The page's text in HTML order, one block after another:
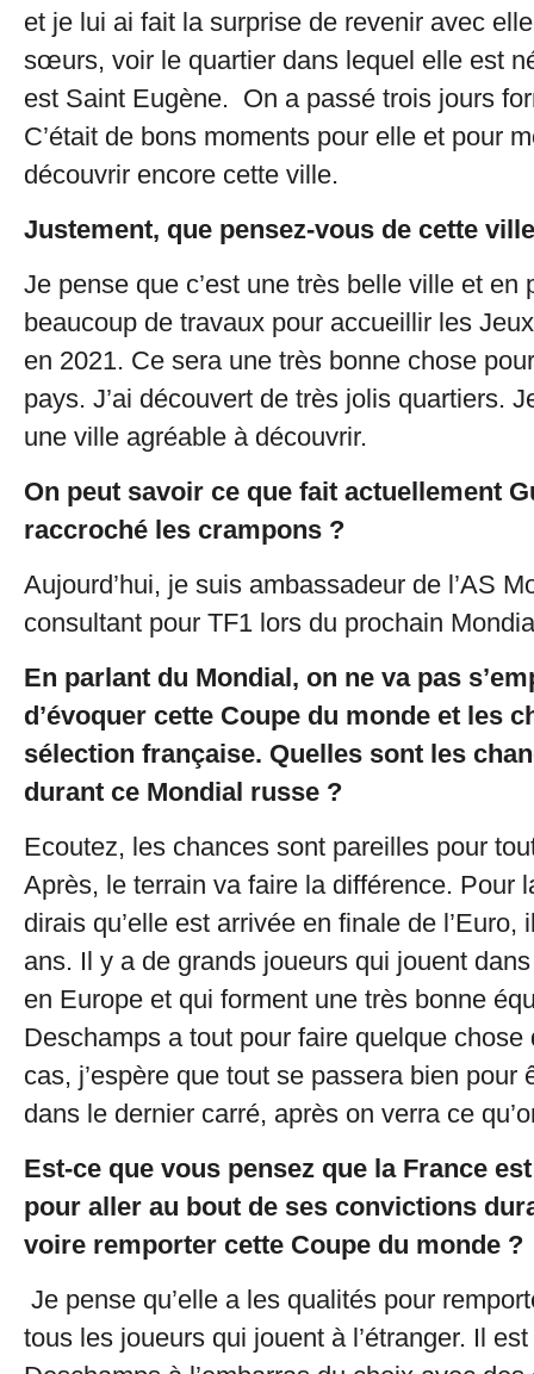
et je lui ai fait la surprise de revenir avec
sœurs, voir le quartier dans lequel elle est
est Saint Eugène. On a passé trois jours
C’était de bons moments pour elle et pour
découvrir encore cette ville.
Justement, que pensez-vous de cette
Je pense que c’est une très belle ville et en
beaucoup de travaux pour accueillir les
en 2021. Ce sera une très bonne chose
pays. J’ai découvert de très jolis quartiers.
une ville agréable à découvrir.
On peut savoir ce que fait actuellement
raccroché les crampons ?
Aujourd’hui, je suis ambassadeur de l’AS
consultant pour TF1 lors du prochain
En parlant du Mondial, on ne va pas
d’évoquer cette Coupe du monde et les
sélection française. Quelles sont les
durant ce Mondial russe ?
Ecoutez, les chances sont pareilles pour
Après, le terrain va faire la différence. Pour
dirais qu’elle est arrivée en finale de l’Euro,
ans. Il y a de grands joueurs qui jouent
en Europe et qui forment une très bonne
Deschamps a tout pour faire quelque chose
cas, j’espère que tout se passera bien pour
dans le dernier carré, après on verra ce
Est-ce que vous pensez que la France
pour aller au bout de ses convictions
voire remporter cette Coupe du monde ?
Je pense qu’elle a les qualités pour
tous les joueurs qui jouent à l’étranger. Il